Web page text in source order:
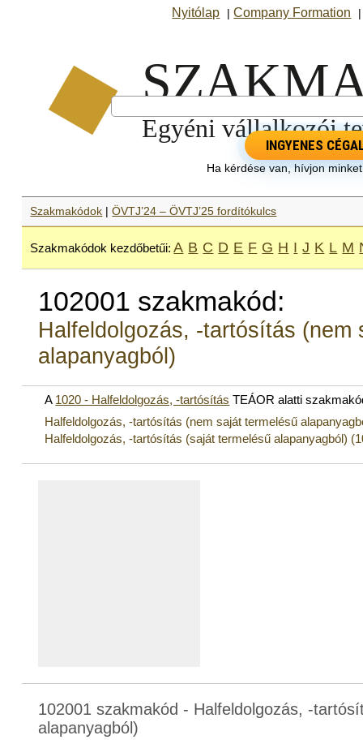
Nyitólap |Company Formation
INGYENES
Ha kérdése van, hívjon
Szakmakódok |ÖVTJ’24 – ÖVTJ’25 fordítókulcs
Szakmakódok kezdőbetűi: A B C D E F G H I J K L M
102001 szakmakód:
Halfeldolgozás, -tartósítás (nem
alapanyagból)
A 1020 - Halfeldolgozás, -tartósítás TEÁOR alatti
Halfeldolgozás, -tartósítás (nem saját termelésű
Halfeldolgozás, -tartósítás (saját termelésű alapanyagból)
102001 szakmakód - Halfeldolgozás, -
alapanyagból)